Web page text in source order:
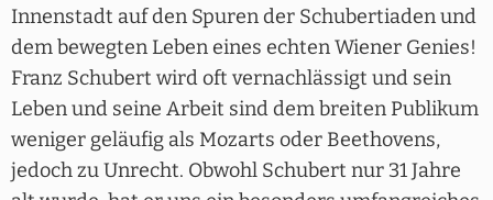
Innenstadt auf den Spuren der Schubertiaden und
dem bewegten Leben eines echten Wiener Genies!
Franz Schubert wird oft vernachlässigt und sein
Leben und seine Arbeit sind dem breiten Publikum
weniger geläufig als Mozarts oder Beethovens,
jedoch zu Unrecht. Obwohl Schubert nur 31 Jahre